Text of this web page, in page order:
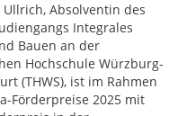
Absolventin des
Integrales
Bauen an der
Hochschule Würzburg-
(THWS), ist im Rahmen
Förderpreise 2025 mit